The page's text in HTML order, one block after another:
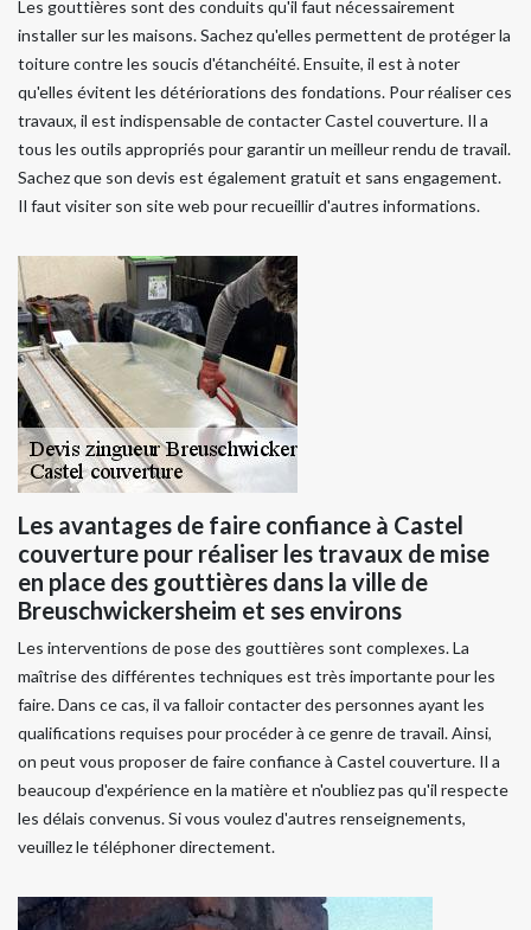
Les gouttières sont des conduits qu'il faut nécessairement
installer sur les maisons. Sachez qu'elles permettent de protéger la
toiture contre les soucis d'étanchéité. Ensuite, il est à noter
qu'elles évitent les détériorations des fondations. Pour réaliser ces
travaux, il est indispensable de contacter Castel couverture. Il a
tous les outils appropriés pour garantir un meilleur rendu de travail.
Sachez que son devis est également gratuit et sans engagement.
Il faut visiter son site web pour recueillir d'autres informations.
Les avantages de faire confiance à Castel
couverture pour réaliser les travaux de mise
en place des gouttières dans la ville de
Breuschwickersheim et ses environs
Les interventions de pose des gouttières sont complexes. La
maîtrise des différentes techniques est très importante pour les
faire. Dans ce cas, il va falloir contacter des personnes ayant les
qualifications requises pour procéder à ce genre de travail. Ainsi,
on peut vous proposer de faire confiance à Castel couverture. Il a
beaucoup d'expérience en la matière et n'oubliez pas qu'il respecte
les délais convenus. Si vous voulez d'autres renseignements,
veuillez le téléphoner directement.